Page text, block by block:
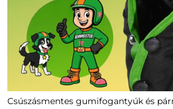
Csúszásmentes gumifogantyúk és